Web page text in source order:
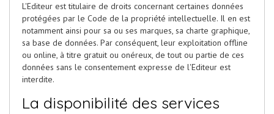
L'Editeur est titulaire de droits concernant certaines données
protégées par le Code de la propriété intellectuelle. Il en est
notamment ainsi pour sa ou ses marques, sa charte graphique,
sa base de données. Par conséquent, leur exploitation offline
ou online, à titre gratuit ou onéreux, de tout ou partie de ces
données sans le consentement expresse de l'Editeur est
interdite.
La disponibilité des services